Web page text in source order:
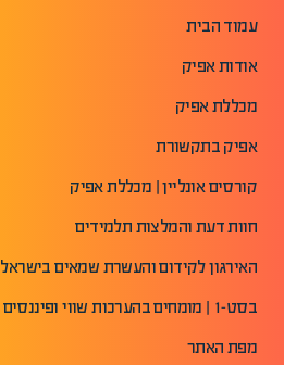
עמוד הבית
אודות אפיק
מכללת אפיק
אפיק בתקשורת
קורסים אונליין | מכללת אפיק
חוות דעת והמלצות תלמידים
האירגון לקידום והעשרת שמאים בישראל
בסט-1 | מומחים בהערכות שווי ופיננסים
מפת האתר